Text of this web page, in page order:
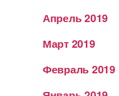
Апрель 2019
Март 2019
Февраль 2019